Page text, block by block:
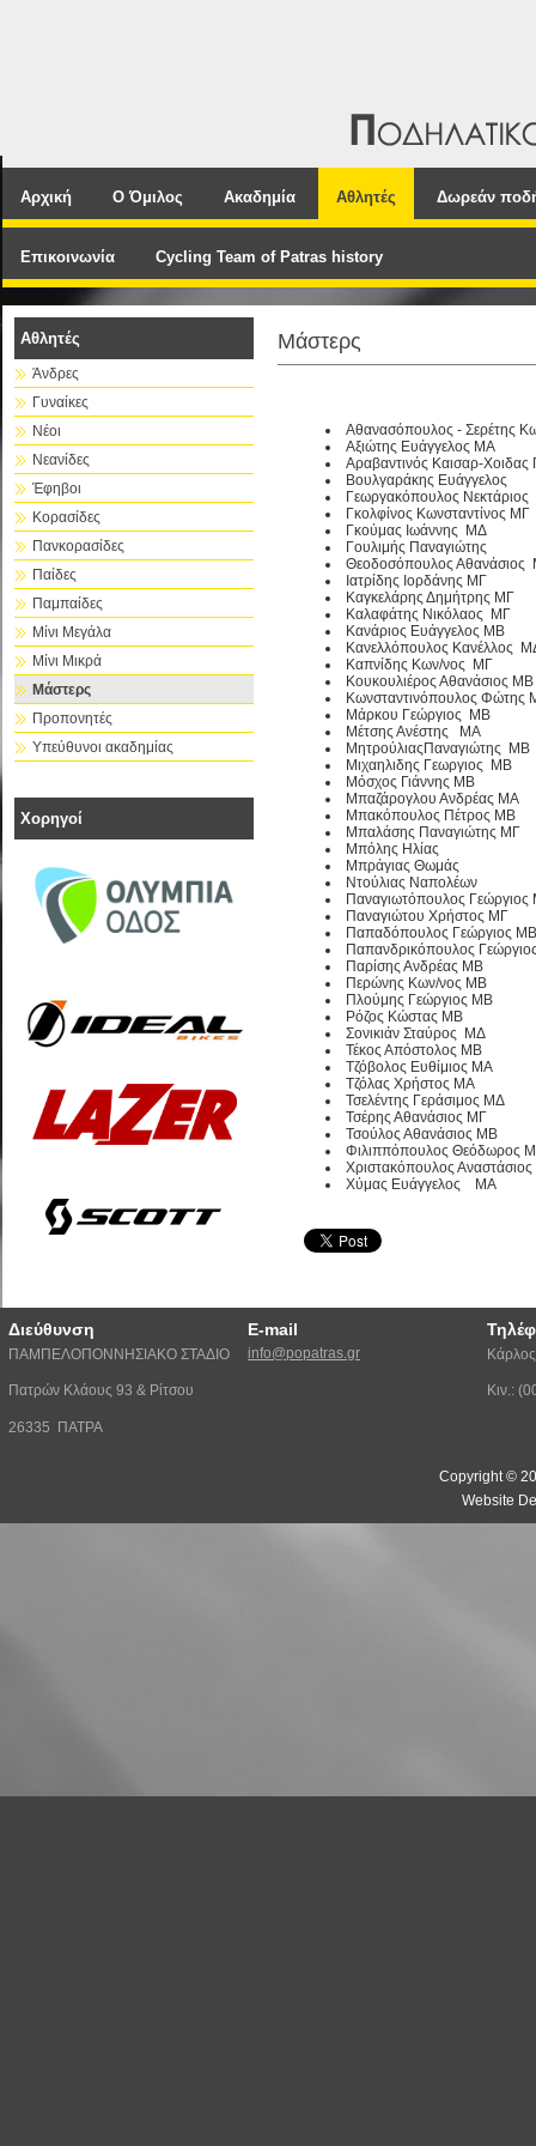
Αρχική Ο Όμιλος Ακαδημία Αθλητές Δωρεάν
Επικοινωνία Cycling Team of Patras history
Αθλητές
Άνδρες
Γυναίκες
Νέοι
Νεανίδες
Έφηβοι
Κορασίδες
Πανκορασίδες
Παίδες
Παμπαίδες
Μίνι Μεγάλα
Μίνι Μικρά
Μάστερς
Προπονητές
Υπεύθυνοι ακαδημίας
Χορηγοί
Μάστερς
Αθανασόπουλος - Σερέτης
Αξιώτης Ευάγγελος ΜΑ
Αραβαντινός Καισαρ-
Βουλγαράκης Ευάγγελος
Γεωργακόπουλος Νεκτάριος
Γκολφίνος Κωνσταντίνος ΜΓ
Γκούμας Ιωάννης ΜΔ
Γουλιμής Παναγιώτης
Θεοδοσόπουλος Αθανάσιος
Ιατρίδης Ιορδάνης ΜΓ
Καγκελάρης Δημήτρης ΜΓ
Καλαφάτης Νικόλαος ΜΓ
Κανάριος Ευάγγελος ΜΒ
Κανελλόπουλος Κανέλλος
Καπνίδης Κων/νος ΜΓ
Κουκουλιέρος Αθανάσιος ΜΒ
Κωνσταντινόπουλος Φώτης
Μάρκου Γεώργιος ΜΒ
Μέτσης Ανέστης ΜΑ
ΜητρούλιαςΠαναγιώτης ΜΒ
Μιχαηλιδης Γεωργιος ΜΒ
Μόσχος Γιάννης ΜΒ
Μπαζάρογλου Ανδρέας ΜΑ
Μπακόπουλος Πέτρος ΜΒ
Μπαλάσης Παναγιώτης ΜΓ
Μπόλης Ηλίας
Μπράγιας Θωμάς
Ντούλιας Ναπολέων
Παναγιωτόπουλος Γεώργιος
Παναγιώτου Χρήστος ΜΓ
Παπαδόπουλος Γεώργιος ΜΒ
Παπανδρικόπουλος
Παρίσης Ανδρέας ΜΒ
Περώνης Κων/νος ΜΒ
Πλούμης Γεώργιος ΜΒ
Ρόζος Κώστας ΜΒ
Σονικιάν Σταύρος ΜΔ
Τέκος Απόστολος ΜΒ
Τζόβολος Ευθίμιος ΜΑ
Τζόλας Χρήστος ΜΑ
Τσελέντης Γεράσιμος ΜΔ
Τσέρης Αθανάσιος ΜΓ
Τσούλος Αθανάσιος ΜΒ
Φιλιππόπουλος Θεόδωρος
Χριστακόπουλος
Χύμας Ευάγγελος ΜΑ
Διεύθυνση E-mail
ΠΑΜΠΕΛΟΠΟΝΝΗΣΙΑΚΟ ΣΤΑΔΙΟ
Πατρών Κλάους 93 & Ρίτσου
26335 ΠΑΤΡΑ
info@popatras.gr
Κιν.:
Copyright ©
Website